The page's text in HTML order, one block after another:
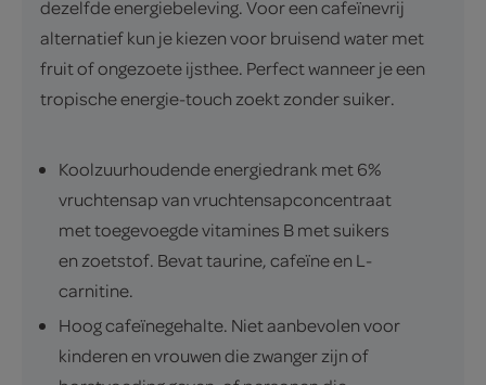
dezelfde energiebeleving. Voor een cafeïnevrij
alternatief kun je kiezen voor bruisend water met
fruit of ongezoete ijsthee. Perfect wanneer je een
tropische energie-touch zoekt zonder suiker.
Koolzuurhoudende energiedrank met 6%
vruchtensap van vruchtensapconcentraat
met toegevoegde vitamines B met suikers
en zoetstof. Bevat taurine, cafeïne en L-
carnitine.
Hoog cafeïnegehalte. Niet aanbevolen voor
kinderen en vrouwen die zwanger zijn of